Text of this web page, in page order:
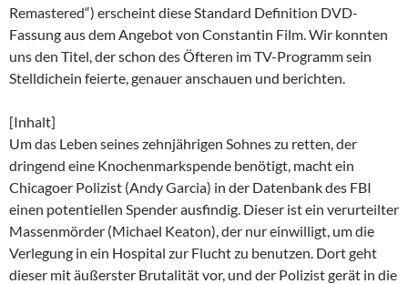
Remastered“) erscheint diese Standard Definition DVD-
Fassung aus dem Angebot von Constantin Film. Wir konnten
uns den Titel, der schon des Öfteren im TV-Programm sein
Stelldichein feierte, genauer anschauen und berichten.
[Inhalt]
Um das Leben seines zehnjährigen Sohnes zu retten, der
dringend eine Knochenmarkspende benötigt, macht ein
Chicagoer Polizist (Andy Garcia) in der Datenbank des FBI
einen potentiellen Spender ausfindig. Dieser ist ein verurteilter
Massenmörder (Michael Keaton), der nur einwilligt, um die
Verlegung in ein Hospital zur Flucht zu benutzen. Dort geht
dieser mit äußerster Brutalität vor, und der Polizist gerät in die